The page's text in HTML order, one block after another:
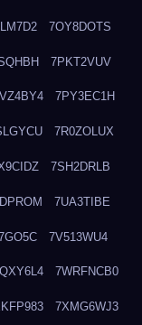
7OY8DOTS
7PKT2VUV
7PY3EC1H
7R0ZOLUX
7SH2DRLB
7UA3TIBE
7V513WU4
7WRFNCB0
7XMG6WJ3